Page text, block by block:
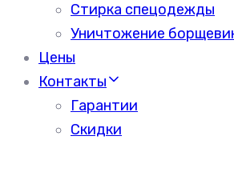
Стирка спецодежды
Уничтожение
Цены
Контакты
Гарантии
Скидки